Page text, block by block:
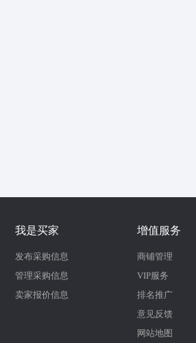
我是买家
发布采购信息
管理采购信息
卖家报价信息
增值服务
商铺管理
VIP服务
排名推广
意见反馈
网站地图